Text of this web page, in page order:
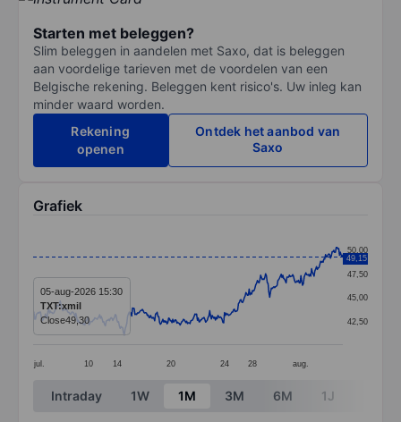
Starten met beleggen?
Slim beleggen in aandelen met Saxo, dat is beleggen
aan voordelige tarieven met de voordelen van een
Belgische rekening. Beleggen kent risico's. Uw inleg kan
minder waard worden.
Rekening
openen
Ontdek het aanbod van
Saxo
Grafiek
The chart has 1 X axis displaying categories.
The chart has 1 Y axis displaying values. Data
jul. 10 14 20 24 28 aug.
42,50
45,00
47,50
50,00
49,15
05-aug-2026 15:30
TXT:xmil
Close49,30
End of interactive chart.
Intraday 1W 1M 3M 6M 1J